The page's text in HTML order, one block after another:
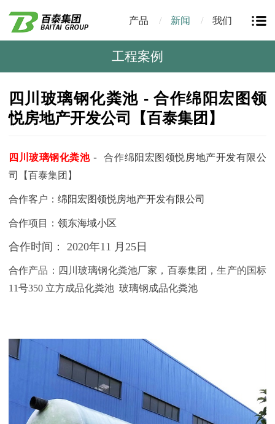
产品 新闻 我们
工程案例
四川玻璃钢化粪池 - 合作绵阳宏图领
悦房地产开发公司【百泰集团】
四川玻璃钢化粪池-合作绵阳宏图领悦房地产开发有限公
司
【百泰集团】
合作客户： 绵阳宏图领悦房地产开发有限公司
合作项目： 领东海域小区
合作时间： 2020年11 月25日
合作产品：四川玻璃钢化粪池厂家，百泰集团，生产的国标
11号350 立方成品化粪池 玻璃钢成品化粪池